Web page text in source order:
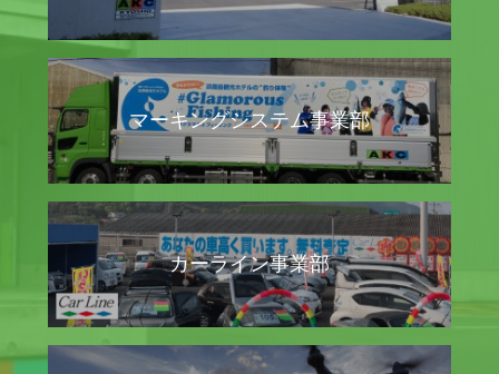
マーキングシステム事業部
カーライン事業部